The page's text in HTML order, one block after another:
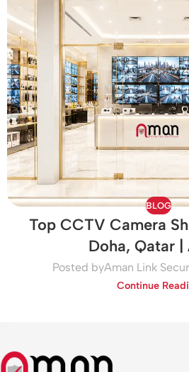
BLOG
Top CCTV Camera
Doha, Qatar |
Posted byAman Link
Continue